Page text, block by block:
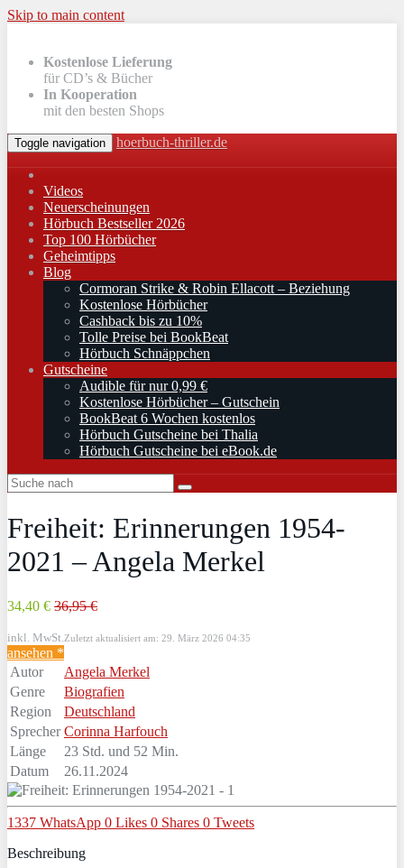
Skip to main content
Kostenlose Lieferung
für CD’s & Bücher
In Kooperation
mit den besten Shops
Toggle navigation hoerbuch-thriller.de
Videos
Neuerscheinungen
Hörbuch Bestseller 2026
Top 100 Hörbücher
Geheimtipps
Blog
Cormoran Strike & Robin Ellacott – Beziehung
Kostenlose Hörbücher
Cashback bis zu 10%
Tolle Preise bei BookBeat
Hörbuch Schnäppchen
Gutscheine
Audible für nur 0,99 €
Kostenlose Hörbücher – Gutschein
BookBeat 6 Wochen kostenlos
Hörbuch Gutscheine bei Thalia
Hörbuch Gutscheine bei eBook.de
Freiheit: Erinnerungen 1954-
2021 – Angela Merkel
34,40 € 36,95 €
inkl. MwSt. Zuletzt aktualisiert am: 29. März 2026 04:35
ansehen *
Autor
Angela Merkel
Genre
Biografien
Region
Deutschland
Sprecher Corinna Harfouch
Länge
23 Std. und 52 Min.
Datum
26.11.2024
1337 WhatsApp 0 Likes 0 Shares 0 Tweets
Beschreibung